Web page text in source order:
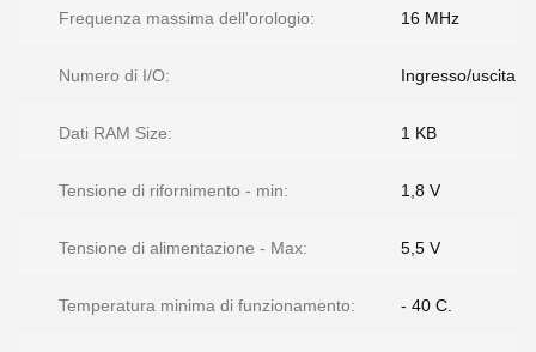
Frequenza massima dell'orologio: 16 MHz
Numero di I/O: Ingresso/uscita
Dati RAM Size: 1 KB
Tensione di rifornimento - min: 1,8 V
Tensione di alimentazione - Max: 5,5 V
Temperatura minima di funzionamento: - 40 C.